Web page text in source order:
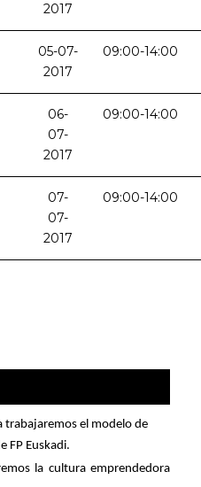
2017
05-07-
2017
09:00-14:00
06-
07-
2017
09:00-14:00
07-
07-
2017
09:00-14:00
trabajaremos el modelo de
FP Euskadi.
la cultura emprendedora